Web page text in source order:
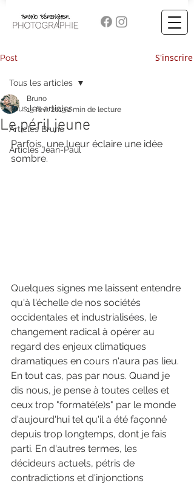
Post S'inscrire
Tous les articles
Articles Bruno
Articles Jean-Paul
Tous les articles
Le péril jeune
Bruno
15 févr. 20192 min de lecture
Parfois, une lueur éclaire une idée
sombre.
Quelques signes me laissent entendre
qu'à l'échelle de nos sociétés
occidentales et industrialisées, le
changement radical à opérer au
regard des enjeux climatiques
dramatiques en cours n'aura pas lieu.
En tout cas, pas par nous. Quand je
dis nous, je pense à toutes celles et
ceux trop "formaté(e)s" par le monde
d'aujourd'hui tel qu'il a été façonné
depuis trop longtemps, dont je fais
parti. En d'autres termes, les
décideurs actuels, pétris de
contradictions et d'injonctions